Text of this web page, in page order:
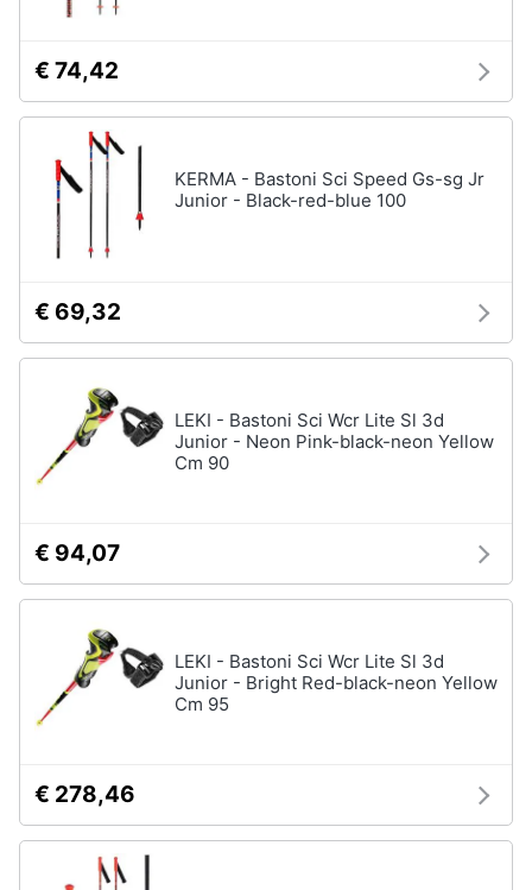
€ 74,42
KERMA - Bastoni Sci Speed Gs-sg Jr
Junior - Black-red-blue 100
€ 69,32
LEKI - Bastoni Sci Wcr Lite Sl 3d
Junior - Neon Pink-black-neon Yellow
Cm 90
€ 94,07
LEKI - Bastoni Sci Wcr Lite Sl 3d
Junior - Bright Red-black-neon Yellow
Cm 95
€ 278,46